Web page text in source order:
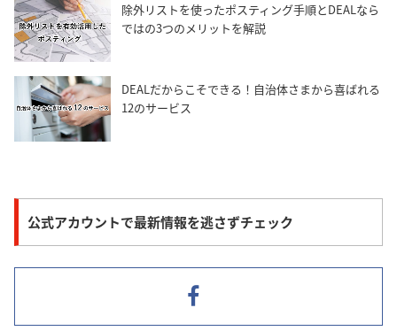
除外リストを使ったポスティング手順とDEALなら
ではの3つのメリットを解説
DEALだからこそできる！自治体さまから喜ばれる
12のサービス
公式アカウントで最新情報を逃さずチェック